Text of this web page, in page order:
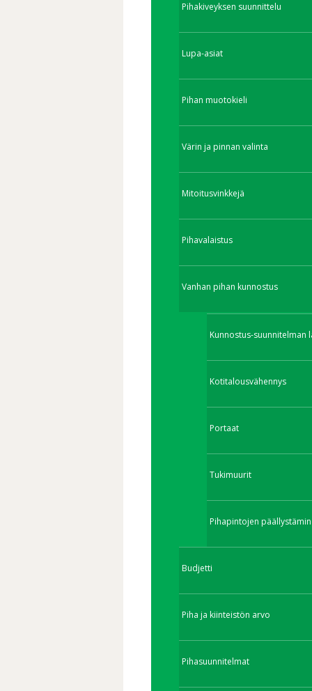
Pihakiveyksen suunnittelu
Lupa-asiat
Pihan muotokieli
Värin ja pinnan valinta
Mitoitusvinkkejä
Pihavalaistus
Vanhan pihan kunnostus
Kunnostus-suunnitelman
Kotitalousvähennys
Portaat
Tukimuurit
Pihapintojen
Budjetti
Piha ja kiinteistön arvo
Pihasuunnitelmat